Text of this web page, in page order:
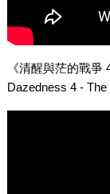
《清醒與茫的戰
Dazedness 4 -